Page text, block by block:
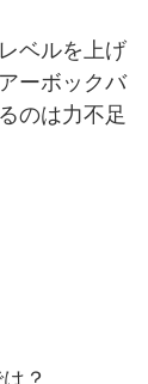
ベルを上げ
ーボックバ
のは力不足